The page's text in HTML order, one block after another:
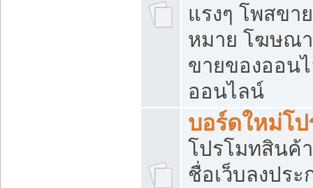
แรงๆ โพสขา
หมาย โฆษณ
ขายของออน
ออนไลน์
บอร์ดใหม่โ
โปรโมทสินค้
ชื่อเว็บลงปร